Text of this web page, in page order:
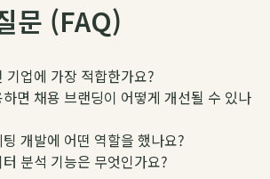
문 (FAQ)
기업에 가장 적합한가요?
면 채용 브랜딩이 어떻게 개선될 수 있나
개발에 어떤 역할을 했나요?
분석 기능은 무엇인가요?